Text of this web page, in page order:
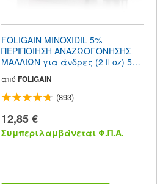
FOLIGAIN MINOXIDIL 5%
ΠΕΡΙΠΟΙΗΣΗ ΑΝΑΖΩΟΓΌΝΗΣΗΣ
ΜΑΛΛΙΏΝ για άνδρες (2 fl oz) 59
από FOLIGAIN
(893)
12,85 €
Συμπεριλαμβάνεται Φ.Π.Α.